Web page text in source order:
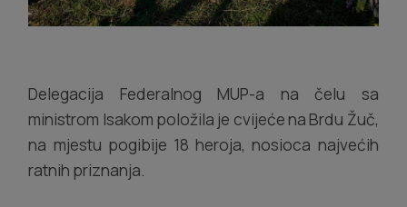
Delegacija Federalnog MUP-a na čelu sa
ministrom Isakom položila je cvijeće na Brdu Žuč,
na mjestu pogibije 18 heroja, nosioca najvećih
ratnih priznanja.